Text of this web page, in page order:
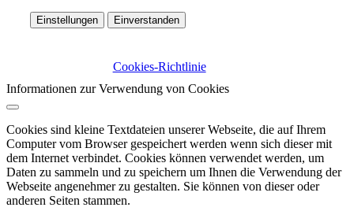
Einstellungen Einverstanden
Cookies-Richtlinie
Informationen zur Verwendung von Cookies
Cookies sind kleine Textdateien unserer Webseite, die auf Ihrem
Computer vom Browser gespeichert werden wenn sich dieser mit
dem Internet verbindet. Cookies können verwendet werden, um
Daten zu sammeln und zu speichern um Ihnen die Verwendung der
Webseite angenehmer zu gestalten. Sie können von dieser oder
anderen Seiten stammen.